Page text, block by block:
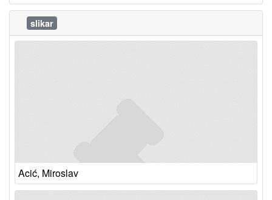
slikar
Acić, Miroslav